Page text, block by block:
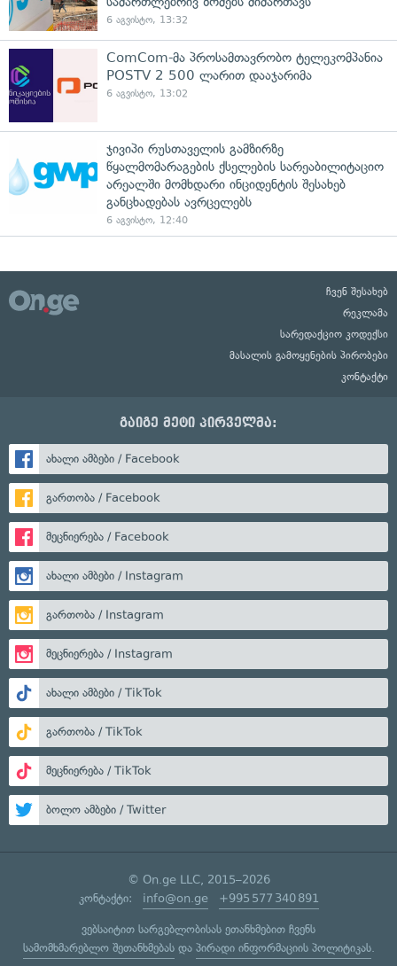
6 აგვისტო, 13:32
ComCom-მა პროსამთავრობო ტელეკომპანია
POSTV 2 500 ლარით დააჯარიმა
6 აგვისტო, 13:02
ჯივიპი რუსთაველის გამზირზე
წყალმომარაგების ქსელების სარეაბილიტაციო
არეალში მომხდარი ინციდენტის შესახებ
განცხადებას ავრცელებს
6 აგვისტო, 12:40
ჩვენ შესახებ
რეკლამა
სარედაქციო კოდექსი
მასალის გამოყენების პირობები
კონტაქტი
გაიგე მეტი პირველმა:
ახალი ამბები / Facebook
გართობა / Facebook
მეცნიერება / Facebook
ახალი ამბები / Instagram
გართობა / Instagram
მეცნიერება / Instagram
ახალი ამბები / TikTok
გართობა / TikTok
მეცნიერება / TikTok
ბოლო ამბები / Twitter
© On.ge LLC, 2015–2026
კონტაქტი: info@on.ge +995 577 340 891
ვებსაიტით სარგებლობისას ეთანხმებით ჩვენს
სამომხმარებლო შეთანხმებასდა პირადი ინფორმაციის პოლიტიკას.